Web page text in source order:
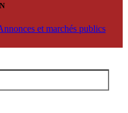
et marchés publics